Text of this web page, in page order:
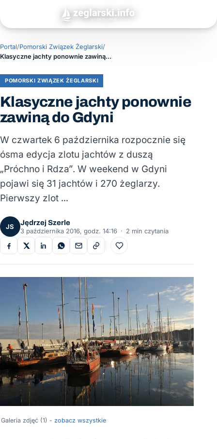
Portal/Pomorski Związek Żeglarski/
Klasyczne jachty ponownie zawiną do Gdyni
POMORSKI ZWIĄZEK ŻEGLARSKI
Klasyczne jachty ponownie
zawiną do Gdyni
W czwartek 6 października rozpocznie się
ósma edycja zlotu jachtów z duszą
„Próchno i Rdza”. W weekend w Gdyni
pojawi się 31 jachtów i 270 żeglarzy.
Pierwszy zlot …
JS
Jędrzej Szerle
3 października 2016, godz. 14:16 · 2 min czytania
Do ulubionych
Galeria zdjęć (1) - zobacz wszystkie